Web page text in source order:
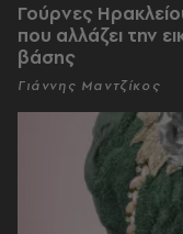
Γούρνες
που αλλάζει την
βάσης
Γιάννης Μαντζίκος